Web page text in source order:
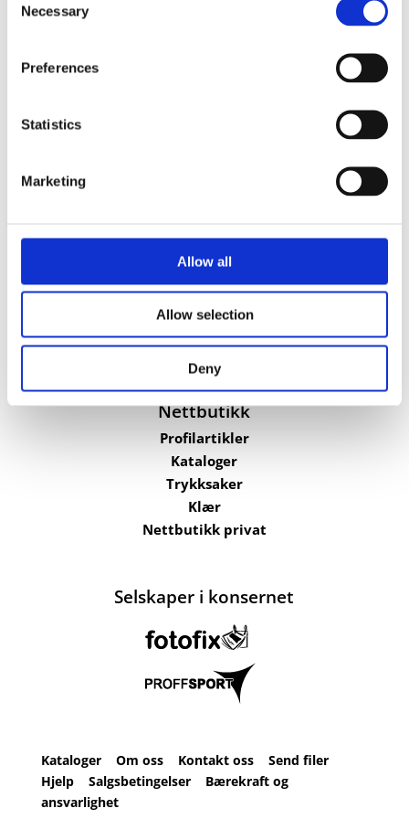
Selection
Necessary
Preferences
Statistics
Marketing
Allow all
Allow selection
Deny
Vi utvikler produkter og konsepter i alle kanaler – Alt
fra enkle produkter til sammensatte kampanjer
Kontakt
51 82 67 00
Kvalebergveien 21, 4016 Stavanger
Man – fre 08:00 – 16:00
Nettbutikk
Profilartikler
Kataloger
Trykksaker
Klær
Nettbutikk privat
Selskaper i konsernet
Kataloger Om oss Kontakt oss
Send filer
Hjelp Salgsbetingelser
Bærekraft og
ansvarlighet